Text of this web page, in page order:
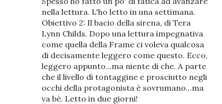
nella lettura. L'ho letto in una settimana.
Obiettivo 2: Il bacio della sirena, di Tera
Lynn Childs. Dopo una lettura impegnativa
come quella della Frame ci voleva qualcosa
di decisamente leggero come questo. Ecco,
leggero appunto...ma niente di che. A parte
che il livello di tontaggine e prosciutto negli
occhi della protagonista è sovrumano...ma
va bè. Letto in due giorni!